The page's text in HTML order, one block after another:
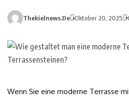
Thekielnews.de Oktober 20, 2025
Wenn Sie eine moderne Terrasse